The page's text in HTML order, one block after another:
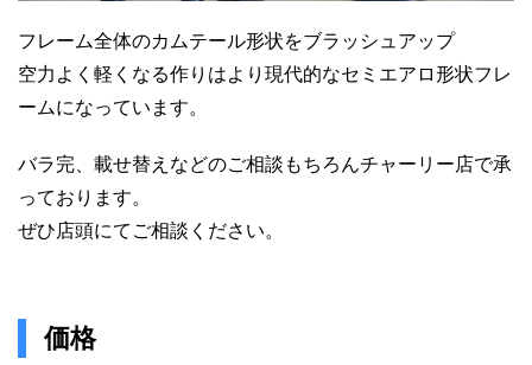
フレーム全体のカムテール形状をブラッシュアップ
空力よく軽くなる作りはより現代的なセミエアロ形状フレ
ームになっています。
バラ完、載せ替えなどのご相談もちろんチャーリー店で承
っております。
ぜひ店頭にてご相談ください。
価格